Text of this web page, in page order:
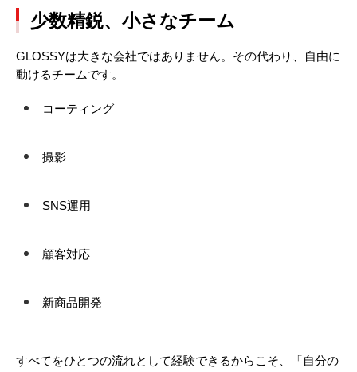
少数精鋭、小さなチーム
GLOSSYは大きな会社ではありません。その代わり、自由に
動けるチームです。
コーティング
撮影
SNS運用
顧客対応
新商品開発
すべてをひとつの流れとして経験できるからこそ、「自分の